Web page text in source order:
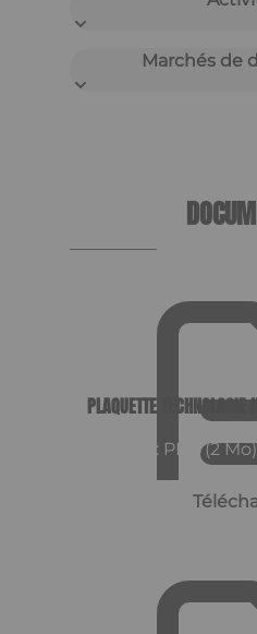
Marchés de
PLAQUETTE TECHNOLOGIE
Format : PDF (2 Mo)